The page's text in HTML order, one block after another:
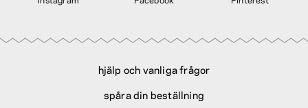
hjälp och vanliga frågor
spåra din beställning